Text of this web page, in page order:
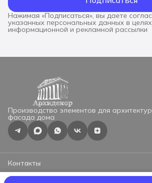
Нажимая «Подписаться», вы даете
указанных персональных данных в
информационной и рекламной рассылки
Производство элементов для
фасада дома
Контакты
Адрес